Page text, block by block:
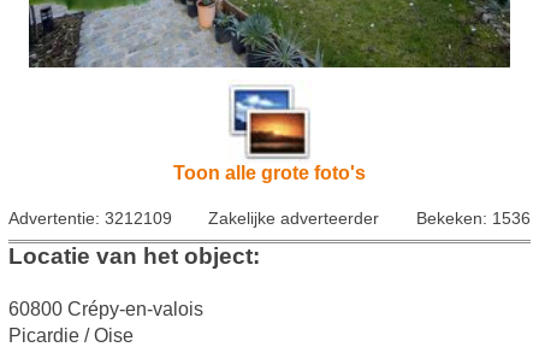
Toon alle grote foto's
Advertentie: 3212109 Zakelijke adverteerder Bekeken: 1536
Locatie van het object:
60800 Crépy-en-valois
Picardie / Oise